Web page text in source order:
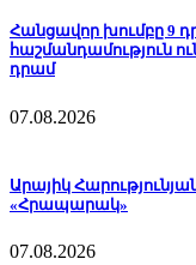
Հանցավոր խումբը 9
հաշմանդամություն
դրամ
07.08.2026
Արայիկ
«Հրապարակ»
07.08.2026